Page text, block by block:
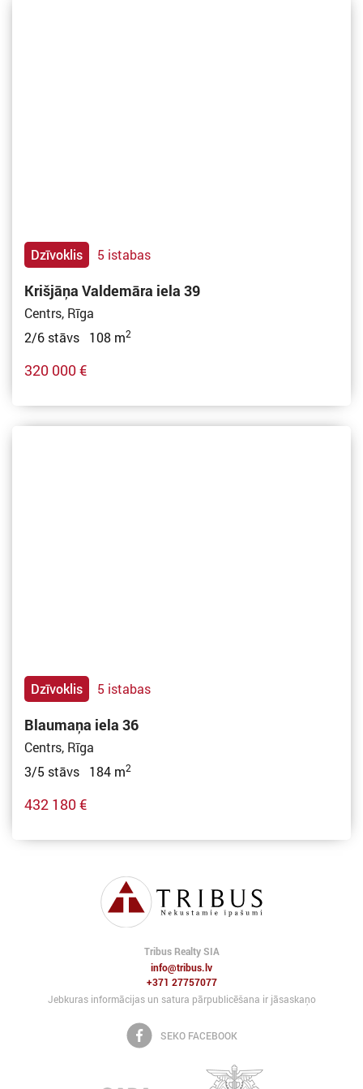
Dzīvoklis 5 istabas
Krišjāņa Valdemāra iela 39
Centrs, Rīga
2/6 stāvs 108 m2
320 000 €
Dzīvoklis 5 istabas
Blaumaņa iela 36
Centrs, Rīga
3/5 stāvs 184 m2
432 180 €
Tribus Realty SIA
info@tribus.lv
+371 27757077
Jebkuras informācijas un satura pārpublicēšana ir jāsaskaņo
SEKO FACEBOOK